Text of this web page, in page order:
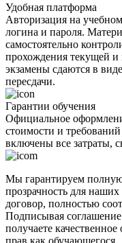
Удобная платформа
Авторизация на
логина и пароля.
самостоятельно
прохождения текущей и
экзамены сдаются в
пересдачи.
Гарантии обучения
Официальное
стоимости и требований
включены все затраты,
Мы гарантируем
прозрачность для
договор, полностью
Подписывая
получаете
прав как обучающегося.